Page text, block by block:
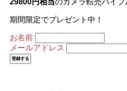
期間限定でプレゼント中！
お名前
メールアドレス